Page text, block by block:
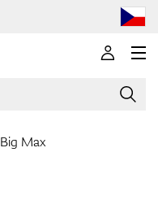
Big Max